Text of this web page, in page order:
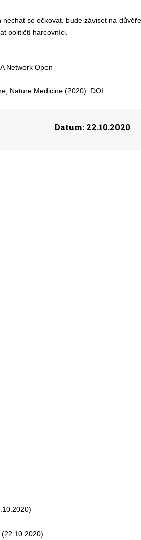
nechat se očkovat, bude záviset na důvěře
političtí harcovníci.
Network Open
Nature Medicine (2020). DOI:
Datum:22.10.2020